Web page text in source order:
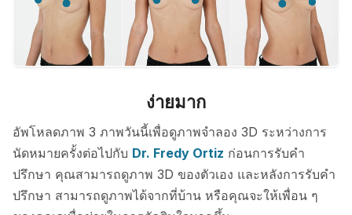
ง่ายมาก
อัพโหลดภาพ 3 ภาพวันนี้เพื่อดูภาพจำลอง 3D ระหว่างการ
นัดหมายครั้งต่อไปกับ Dr. Fredy Ortiz ก่อนการรับคำ
ปรึกษา คุณสามารถดูภาพ 3D ของตัวเอง และหลังการรับคำ
ปรึกษา สามารถดูภาพได้จากที่บ้าน หรือคุณจะให้เพื่อน ๆ